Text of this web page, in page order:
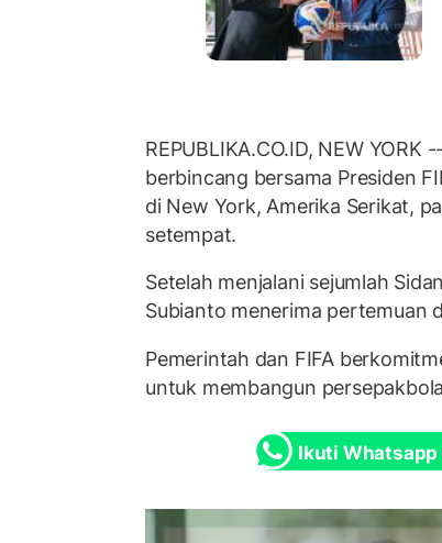
REPUBLIKA.CO.ID, NEW YORK
berbincang bersama Presiden
di New York, Amerika Serikat,
setempat.
Setelah menjalani sejumlah
Subianto menerima pertemuan
Pemerintah dan FIFA
untuk membangun
Ikuti Whatsapp